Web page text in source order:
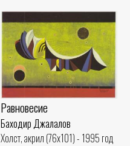
Равновесие
Баходир Джалалов
Холст, акрил (76x101) - 1995 год